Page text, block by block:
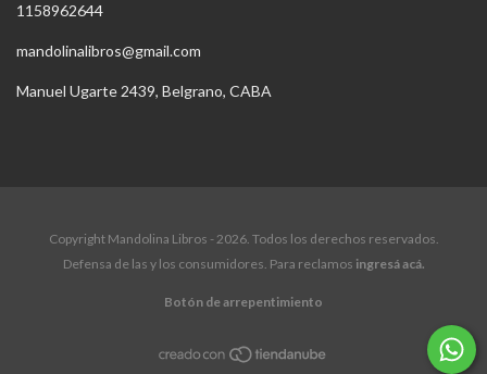
1158962644
mandolinalibros@gmail.com
Manuel Ugarte 2439, Belgrano, CABA
Copyright Mandolina Libros - 2026. Todos los derechos reservados.
Defensa de las y los consumidores. Para reclamos ingresá acá.
Botón de arrepentimiento